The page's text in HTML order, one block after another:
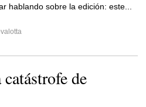
hablando sobre la edición: este...
de